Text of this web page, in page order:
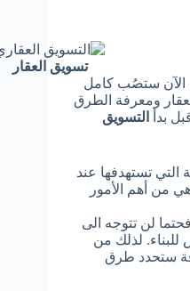
تسويق العقار
الآن ستصُب كامل
ومعرفة الطرق
بدأ
التسويق
التي تستهدفها عند
من أهم الأمور
لن تتوجه الى
لذلك من
ستحدد طرق